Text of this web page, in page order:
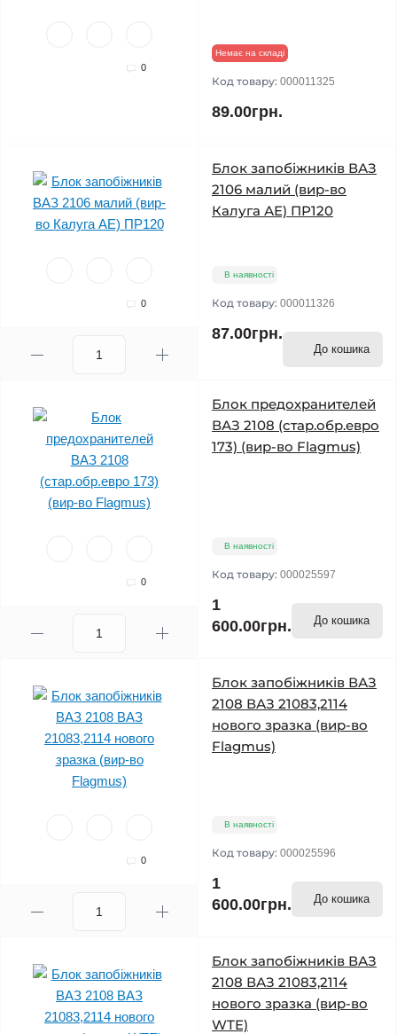
0
Немає на складі
Код товару: 000011325
89.00грн.
0
Блок запобіжників ВАЗ
2106 малий (вир-во
Калуга АЕ) ПР120
В наявності
Код товару: 000011326
87.00грн.
До кошика
0
Блок предохранителей
ВАЗ 2108 (стар.обр.евро
173) (вир-во Flagmus)
В наявності
Код товару: 000025597
1
600.00грн.
До кошика
0
Блок запобіжників ВАЗ
2108 ВАЗ 21083,2114
нового зразка (вир-во
Flagmus)
В наявності
Код товару: 000025596
1
600.00грн.
До кошика
Блок запобіжників ВАЗ
2108 ВАЗ 21083,2114
нового зразка (вир-во
WTE)